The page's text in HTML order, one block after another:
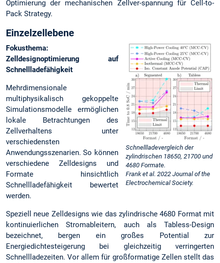
Optimierung der mechanischen Zellver-spannung für Cell-to-
Pack Strategy.
Einzelzellebene
Schnellladevergleich der
zylindrischen 18650, 21700 und
4680 Formate.
Frank et al. 2022 Journal of the
Electrochemical Society.
Fokusthema:
Zelldesignoptimierung auf
Schnellladefähigkeit
Mehrdimensionale
multiphysikalisch gekoppelte
Simulationsmodelle ermöglichen
lokale Betrachtungen des
Zellverhaltens unter
verschiedensten
Anwendungsszenarien. So können
verschiedene Zelldesigns und
Formate hinsichtlich
Schnellladefähigkeit bewertet
werden.
Speziell neue Zelldesigns wie das zylindrische 4680 Format mit
kontinuierlichen Stromableitern, auch als Tabless-Design
bezeichnet, bergen ein großes Potential zur
Energiedichtesteigerung bei gleichzeitig verringerten
Schnellladezeiten. Vor allem für großformatige Zellen stellt das